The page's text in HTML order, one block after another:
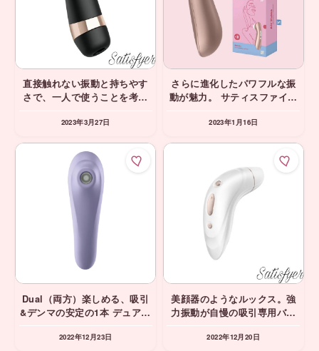
直接触れない振動と持ちやす
さで、一人で使うことを考え
ァイヤープロ 3+ Satisfyer 吸
全防水
2023年3月27日
さらに進化したパワフルな振
動が魅力。 サティスファイヤ
うやつ
2023年1月16日
Dual（両方）楽しめる、吸引
&デンマの安定の1本 デュアル
プリ 吸うやつ サティスファイ
2022年12月23日
美顔器のようなルックス。強
力振動が自慢の吸引専用バイ
1+Satisfyer 吸引 吸うやつ
2022年12月20日